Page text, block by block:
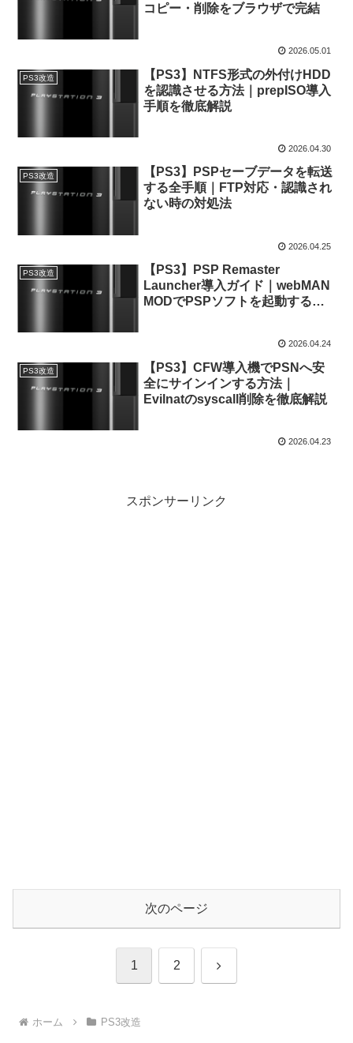
コピー・削除をブラウザで完結
2026.05.01
PS3改造
【PS3】NTFS形式の外付けHDD
を認識させる方法｜prepISO導入
手順を徹底解説
2026.04.30
PS3改造
【PS3】PSPセーブデータを転送
する全手順｜FTP対応・認識され
ない時の対処法
2026.04.25
PS3改造
【PS3】PSP Remaster
Launcher導入ガイド｜webMAN
MODでPSPソフトを起動する方
2026.04.24
PS3改造
【PS3】CFW導入機でPSNへ安
全にサインインする方法｜
Evilnatのsyscall削除を徹底解説
2026.04.23
スポンサーリンク
次のページ
1 2 次
ホーム PS3改造